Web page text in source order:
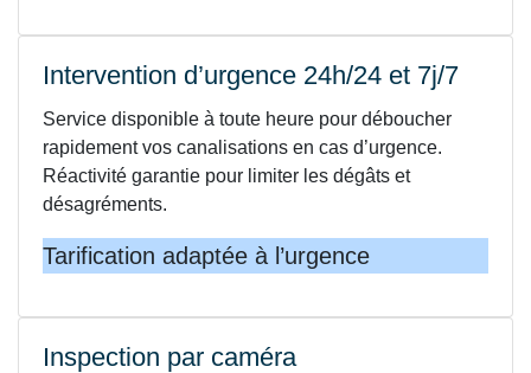
Intervention d’urgence 24h/24 et 7j/7
Service disponible à toute heure pour déboucher
rapidement vos canalisations en cas d’urgence.
Réactivité garantie pour limiter les dégâts et
désagréments.
Tarification adaptée à l’urgence
Inspection par caméra